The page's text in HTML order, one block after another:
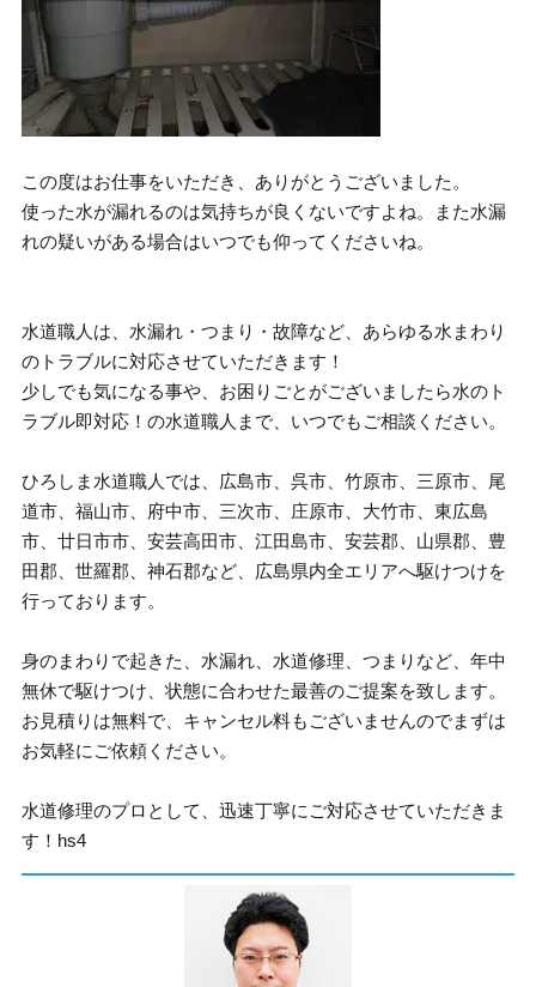
この度はお仕事をいただき、ありがとうございました。
使った水が漏れるのは気持ちが良くないですよね。また水漏
れの疑いがある場合はいつでも仰ってくださいね。
水道職人は、水漏れ・つまり・故障など、あらゆる水まわり
のトラブルに対応させていただきます！
少しでも気になる事や、お困りごとがございましたら水のト
ラブル即対応！の水道職人まで、いつでもご相談ください。
ひろしま水道職人では、広島市、呉市、竹原市、三原市、尾
道市、福山市、府中市、三次市、庄原市、大竹市、東広島
市、廿日市市、安芸高田市、江田島市、安芸郡、山県郡、豊
田郡、世羅郡、神石郡など、広島県内全エリアへ駆けつけを
行っております。
身のまわりで起きた、水漏れ、水道修理、つまりなど、年中
無休で駆けつけ、状態に合わせた最善のご提案を致します。
お見積りは無料で、キャンセル料もございませんのでまずは
お気軽にご依頼ください。
水道修理のプロとして、迅速丁寧にご対応させていただきま
す！hs4